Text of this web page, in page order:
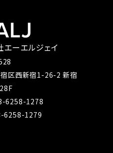
エーエルジェイ
区西新宿1-26-2 新宿
6258-1278
6258-1279